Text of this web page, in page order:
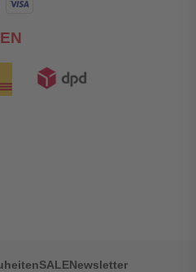
SALENewsletter